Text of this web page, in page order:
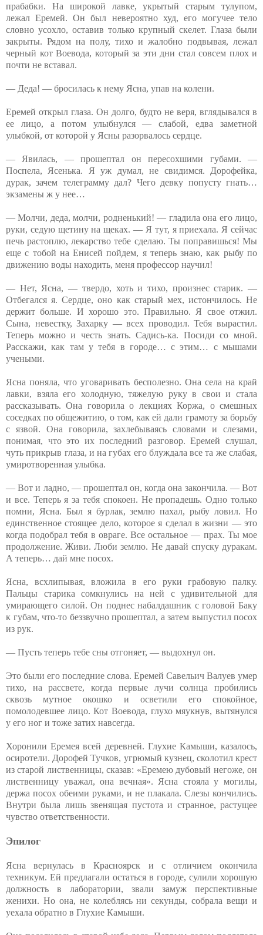
прабабки. На широкой лавке, укрытый старым тулупом,
лежал Еремей. Он был невероятно худ, его могучее тело
словно усохло, оставив только крупный скелет. Глаза были
закрыты. Рядом на полу, тихо и жалобно подвывая, лежал
черный кот Воевода, который за эти дни стал совсем плох и
почти не вставал.
— Деда! — бросилась к нему Ясна, упав на колени.
Еремей открыл глаза. Он долго, будто не веря, вглядывался в
ее лицо, а потом улыбнулся — слабой, едва заметной
улыбкой, от которой у Ясны разорвалось сердце.
— Явилась, — прошептал он пересохшими губами. —
Поспела, Ясенька. Я уж думал, не свидимся. Дорофейка,
дурак, зачем телеграмму дал? Чего девку попусту гнать…
экзамены ж у нее…
— Молчи, деда, молчи, родненький! — гладила она его лицо,
руки, седую щетину на щеках. — Я тут, я приехала. Я сейчас
печь растоплю, лекарство тебе сделаю. Ты поправишься! Мы
еще с тобой на Енисей пойдем, я теперь знаю, как рыбу по
движению воды находить, меня профессор научил!
— Нет, Ясна, — твердо, хоть и тихо, произнес старик. —
Отбегался я. Сердце, оно как старый мех, истончилось. Не
держит больше. И хорошо это. Правильно. Я свое отжил.
Сына, невестку, Захарку — всех проводил. Тебя вырастил.
Теперь можно и честь знать. Садись-ка. Посиди со мной.
Расскажи, как там у тебя в городе… с этим… с мышами
учеными.
Ясна поняла, что уговаривать бесполезно. Она села на край
лавки, взяла его холодную, тяжелую руку в свои и стала
рассказывать. Она говорила о лекциях Коржа, о смешных
соседках по общежитию, о том, как ей дали грамоту за борьбу
с язвой. Она говорила, захлебываясь словами и слезами,
понимая, что это их последний разговор. Еремей слушал,
чуть прикрыв глаза, и на губах его блуждала все та же слабая,
умиротворенная улыбка.
— Вот и ладно, — прошептал он, когда она закончила. — Вот
и все. Теперь я за тебя спокоен. Не пропадешь. Одно только
помни, Ясна. Был я бурлак, землю пахал, рыбу ловил. Но
единственное стоящее дело, которое я сделал в жизни — это
когда подобрал тебя в овраге. Все остальное — прах. Ты мое
продолжение. Живи. Люби землю. Не давай спуску дуракам.
А теперь… дай мне посох.
Ясна, всхлипывая, вложила в его руки грабовую палку.
Пальцы старика сомкнулись на ней с удивительной для
умирающего силой. Он поднес набалдашник с головой Баку
к губам, что-то беззвучно прошептал, а затем выпустил посох
из рук.
— Пусть теперь тебе сны отгоняет, — выдохнул он.
Это были его последние слова. Еремей Савельич Валуев умер
тихо, на рассвете, когда первые лучи солнца пробились
сквозь мутное окошко и осветили его спокойное,
помолодевшее лицо. Кот Воевода, глухо мяукнув, вытянулся
у его ног и тоже затих навсегда.
Хоронили Еремея всей деревней. Глухие Камыши, казалось,
осиротели. Дорофей Тучков, угрюмый кузнец, сколотил крест
из старой лиственницы, сказав: «Еремею дубовый негоже, он
лиственницу уважал, она вечная». Ясна стояла у могилы,
держа посох обеими руками, и не плакала. Слезы кончились.
Внутри была лишь звенящая пустота и странное, растущее
чувство ответственности.
Эпилог
Ясна вернулась в Красноярск и с отличием окончила
техникум. Ей предлагали остаться в городе, сулили хорошую
должность в лаборатории, звали замуж перспективные
женихи. Но она, не колеблясь ни секунды, собрала вещи и
уехала обратно в Глухие Камыши.